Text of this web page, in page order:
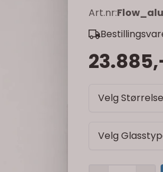
Art.nr:
Velg Størrelse
Velg